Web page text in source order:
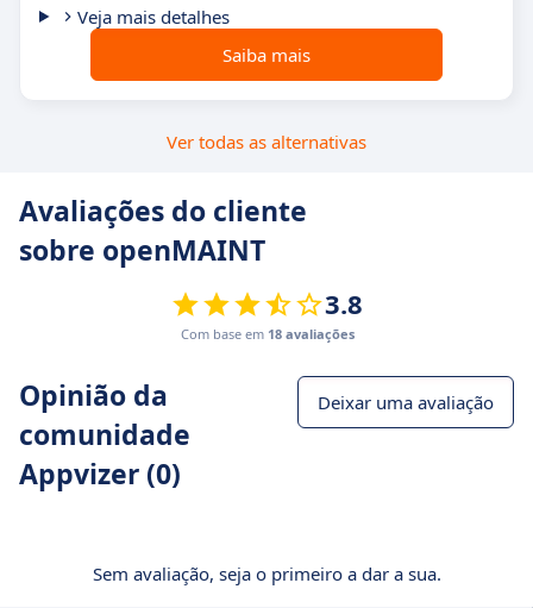
Veja mais detalhes
Saiba mais
Ver todas as alternativas
Avaliações do cliente
sobre openMAINT
3.8
Com base em 18 avaliações
Opinião da
comunidade
Appvizer (0)
Deixar uma avaliação
Sem avaliação, seja o primeiro a dar a sua.